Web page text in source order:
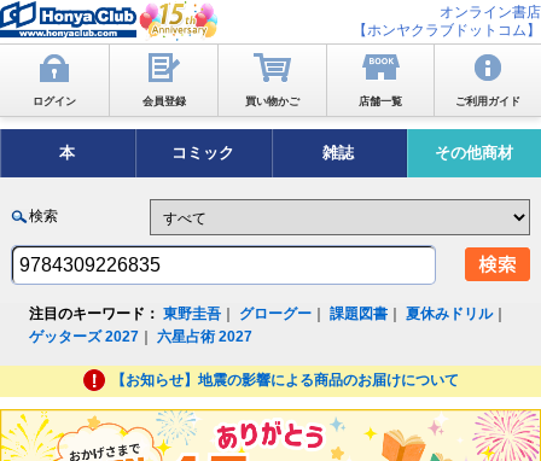
オンライン書店
【ホンヤクラブドットコム】
ログイン 会員登録 買い物かご 店舗一覧 ご利用ガイド
本 コミック 雑誌 その他商材
検索
注目のキーワード： 東野圭吾 グローグー ｜課題図書 ｜夏休みドリル｜
ゲッターズ 2027 ｜六星占術 2027
【お知らせ】地震の影響による商品のお届けについて